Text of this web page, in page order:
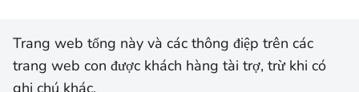
Trang web tổng này và các thông điệp trên các
trang web con được khách hàng tài trợ, trừ khi có
ghi chú khác.